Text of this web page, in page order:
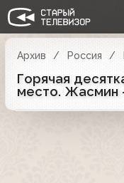
Архив Россия
Горячая
место. Жасмин